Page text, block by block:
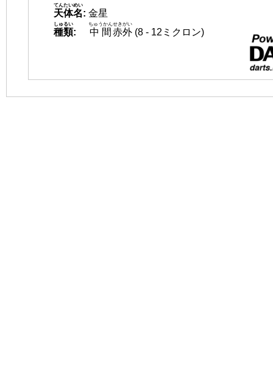
天体名
てんたいめい
: 金星
種類
しゅるい
: 中間
ちゅうかん
赤外
せきがい
(8 - 12ミクロン)